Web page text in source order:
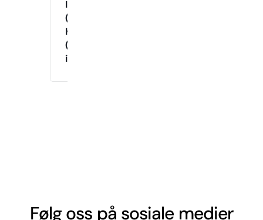
Instruktør
(Tirsdag
Kveld)
(Drop-
in)
Følg oss på sosiale medier